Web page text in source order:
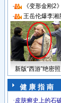
·
《变形金刚2
·
王岳伦爆李湘
新版“西游”绝密照
健 康 指 南